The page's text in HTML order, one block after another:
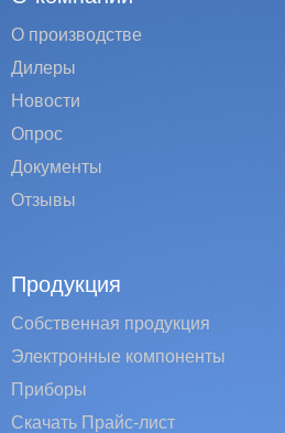
О производстве
Дилеры
Новости
Опрос
Документы
Отзывы
Продукция
Собственная продукция
Электронные компоненты
Приборы
Скачать Прайс-лист